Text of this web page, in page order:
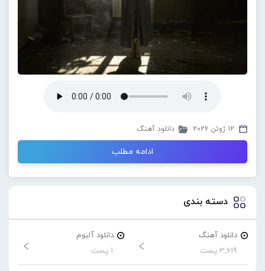
12 ژوئن 2026 دانلود آهنگ
ادامه مطلب
دسته بندی
دانلود آهنگ
3,619 پست
دانلود آلبوم
1 پست